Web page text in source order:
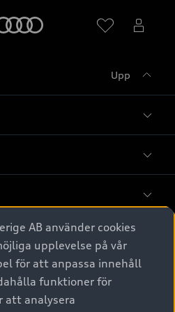
Upp
AB använder cookies
upplevelse på vår
för att anpassa innehåll
funktioner för
att analysera